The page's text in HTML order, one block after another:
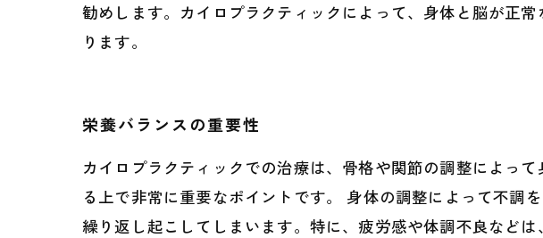
勧めします。カイロプラクティックによって、身体と脳が正
ります。
栄養バランスの重要性
カイロプラクティックでの治療は、骨格や関節の調整によっ
る上で非常に重要なポイントです。 身体の調整によって不調
繰り返し起こしてしまいます。特に、疲労感や体調不良など